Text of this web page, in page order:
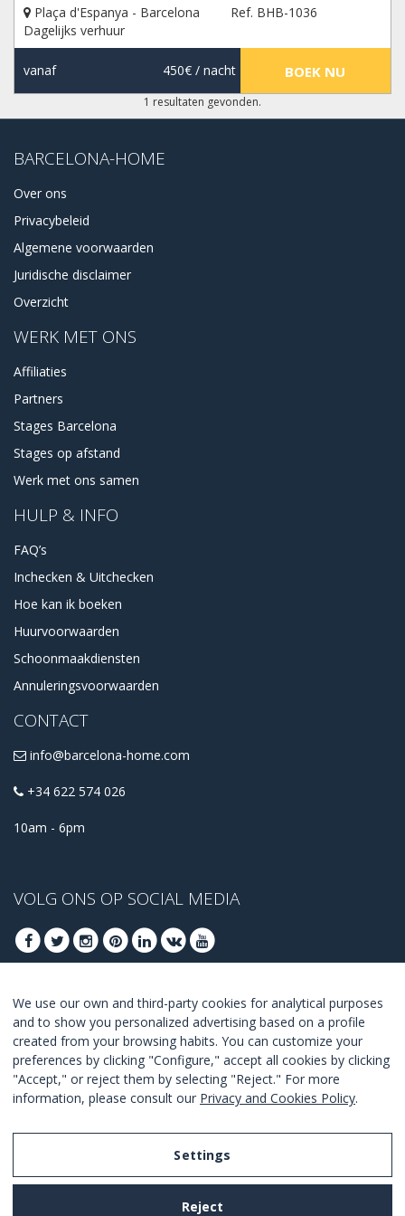
u hulp nodig heeft bij uw reservering, wij helpen u graag
verder.
Plaça d'Espanya - Barcelona
Ref. BHB-1036
Dagelijks verhuur
vanaf 450€/ nacht BOEK NU
1 resultaten gevonden.
BARCELONA-HOME
Over ons
Privacybeleid
Algemene voorwaarden
Juridische disclaimer
Overzicht
WERK MET ONS
Affiliaties
Partners
Stages Barcelona
Stages op afstand
Werk met ons samen
HULP & INFO
FAQ’s
Inchecken & Uitchecken
Hoe kan ik boeken
Huurvoorwaarden
Schoonmaakdiensten
Annuleringsvoorwaarden
CONTACT
info@barcelona-home.com
+34 622 574 026
10am - 6pm
VOLG ONS OP SOCIAL MEDIA
MELD U AAN VOOR ONZE BESTE DEALS
AANMELDEN
Ik ga akkoord met devoorwaarden en condities.
We use our own and third-party cookies for analytical purposes
and to show you personalized advertising based on a profile
created from your browsing habits. You can customize your
preferences by clicking "Configure," accept all cookies by clicking
"Accept," or reject them by selecting "Reject." For more
information, please consult our Privacy and Cookies Policy.
Settings
Reject
Legal Notice
Privacy and Cookies Policy